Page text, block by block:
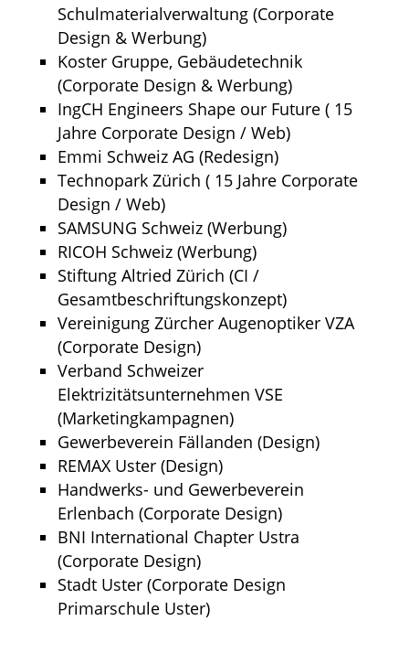
Schulmaterialverwaltung (Corporate
Design & Werbung)
Koster Gruppe, Gebäudetechnik
(Corporate Design & Werbung)
IngCH Engineers Shape our Future ( 15
Jahre Corporate Design / Web)
Emmi Schweiz AG (Redesign)
Technopark Zürich ( 15 Jahre Corporate
Design / Web)
SAMSUNG Schweiz (Werbung)
RICOH Schweiz (Werbung)
Stiftung Altried Zürich (CI /
Gesamtbeschriftungskonzept)
Vereinigung Zürcher Augenoptiker VZA
(Corporate Design)
Verband Schweizer
Elektrizitätsunternehmen VSE
(Marketingkampagnen)
Gewerbeverein Fällanden (Design)
REMAX Uster (Design)
Handwerks- und Gewerbeverein
Erlenbach (Corporate Design)
BNI International Chapter Ustra
(Corporate Design)
Stadt Uster (Corporate Design
Primarschule Uster)